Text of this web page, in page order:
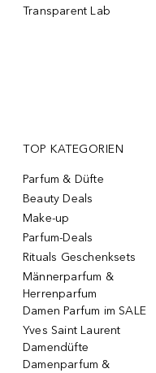
Transparent Lab
TOP KATEGORIEN
Parfum & Düfte
Beauty Deals
Make-up
Parfum-Deals
Rituals Geschenksets
Männerparfum &
Herrenparfum
Damen Parfum im SALE
Yves Saint Laurent
Damendüfte
Damenparfum &